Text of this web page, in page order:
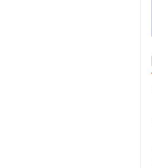
από Ιταλούς και
που κυριαρχούν στο Παγκόσμιο
που διοργανώνει η ΑΝ.ΚΑ Α.Ε. με